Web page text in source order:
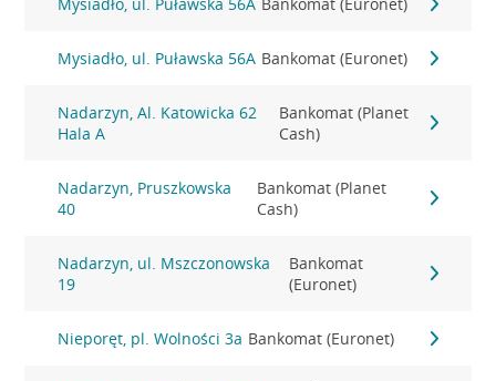
Mysiadło, ul. Puławska 56A Bankomat (Euronet)
Nadarzyn, Al. Katowicka 62
Hala A
Bankomat (Planet
Cash)
Nadarzyn, Pruszkowska
40
Bankomat (Planet
Cash)
Nadarzyn, ul. Mszczonowska
19
Bankomat
(Euronet)
Nieporęt, pl. Wolności 3a Bankomat (Euronet)